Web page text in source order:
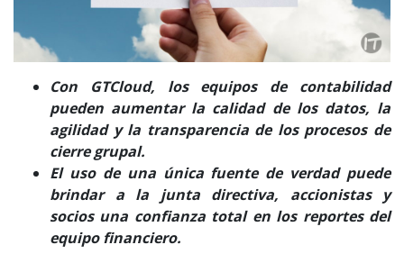
Con GTCloud, los equipos de contabilidad
pueden aumentar la calidad de los datos, la
agilidad y la transparencia de los procesos de
cierre grupal.
El uso de una única fuente de verdad puede
brindar a la junta directiva, accionistas y
socios una confianza total en los reportes del
equipo financiero.